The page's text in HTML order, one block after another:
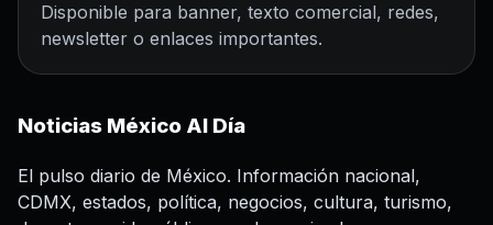
Disponible para banner, texto comercial, redes,
newsletter o enlaces importantes.
Noticias México Al Día
El pulso diario de México. Información nacional,
CDMX, estados, política, negocios, cultura, turismo,